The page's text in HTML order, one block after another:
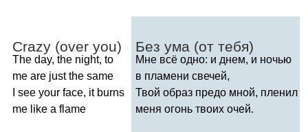
Crazy (over you)
The day, the night, to
me are just the same
see your face, it burns
me like a flame
Без ума (от тебя)
Мне всё одно: и днем, и ночью
в пламени свечей,
Твой образ предо мной, пленил
меня огонь твоих очей.